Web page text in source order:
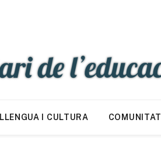
LLENGUA I CULTURA COMUNITAT